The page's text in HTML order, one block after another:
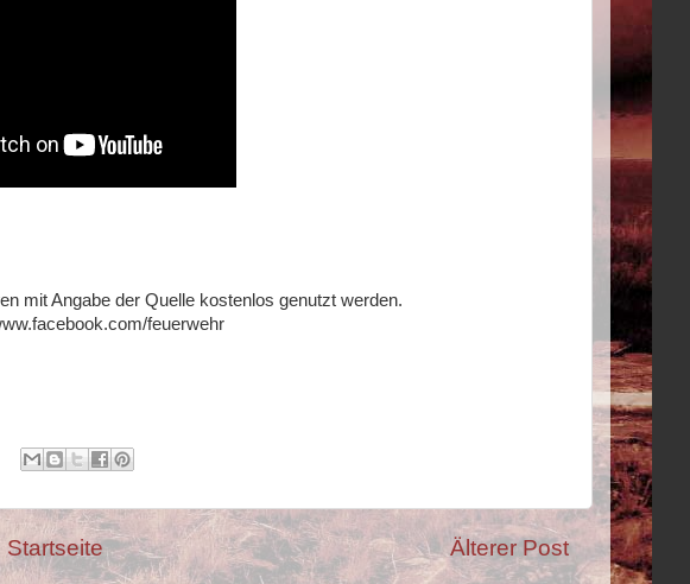
mit Angabe der Quelle kostenlos genutzt werden.
feuerwehr
Älterer Post
Startseite